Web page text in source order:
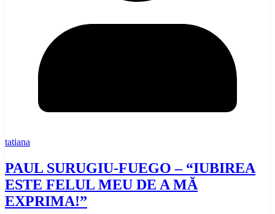
tatiana
PAUL SURUGIU-FUEGO – “IUBIREA
ESTE FELUL MEU DE A MĂ
EXPRIMA!”